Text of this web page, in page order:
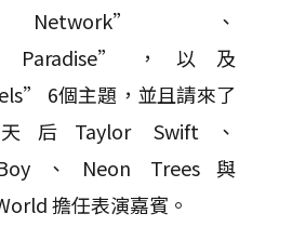
Network” 、
Paradise”，以及
6個主題，並且請來了
后Taylor Swift、
、Neon Trees與
擔任表演嘉賓。